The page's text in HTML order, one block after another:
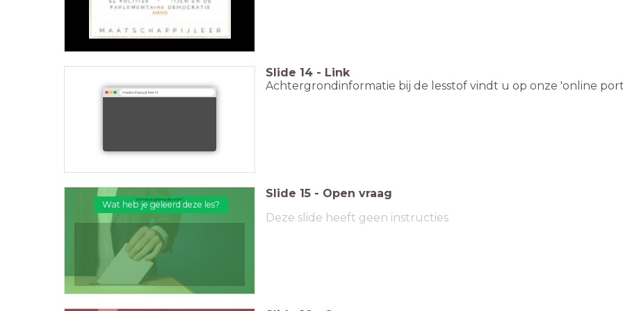
maatschappij-leer.nl
Slide 14 - Link
Achtergrondinformatie bij de lesstof vindt u op onze 'online
Wat heb je geleerd deze les?
Wat heb je geleerd deze les?
Slide 15 - Open vraag
Deze slide heeft geen instructies